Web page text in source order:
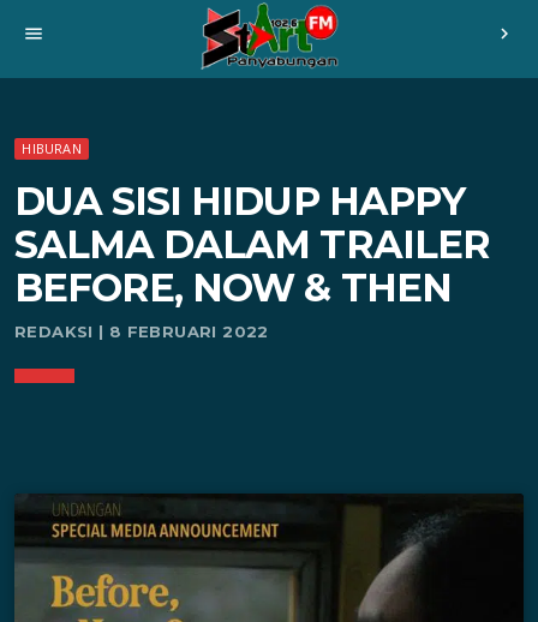
menu chevron_right
HIBURAN
DUA SISI HIDUP HAPPY
SALMA DALAM TRAILER
BEFORE, NOW & THEN
REDAKSI | 8 FEBRUARI 2022